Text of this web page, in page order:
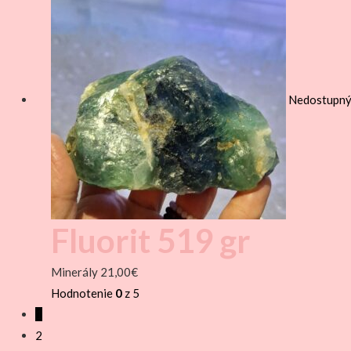
Nedostupný
Fluorit 519 gr
Minerály 21,00€
Hodnotenie 0 z 5
2